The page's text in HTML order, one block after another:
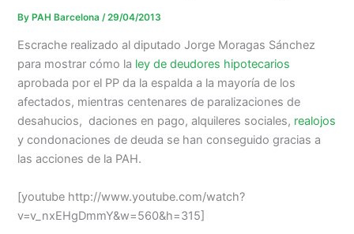
By PAH Barcelona/29/04/2013
Escrache realizado al diputado Jorge Moragas Sánchez
para mostrar cómo la ley de deudores hipotecarios
aprobada por el PP da la espalda a la mayoría de los
afectados, mientras centenares de paralizaciones de
desahucios, daciones en pago, alquileres sociales, realojos
y condonaciones de deuda se han conseguido gracias a
las acciones de la PAH.
[youtube http://www.youtube.com/watch?
v=v_nxEHgDmmY&w=560&h=315]